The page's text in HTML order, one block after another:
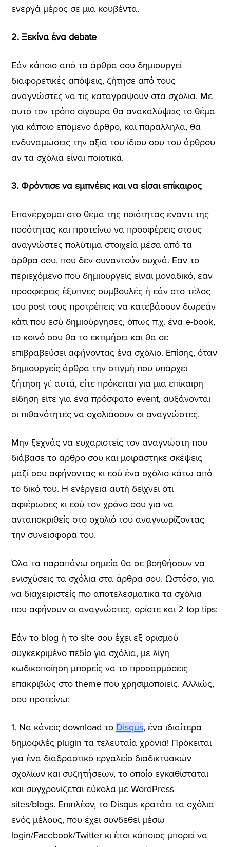
ενεργά μέρος σε μια κουβέντα.
2. Ξεκίνα ένα debate
Εάν κάποιο από τα άρθρα σου δημιουργεί
διαφορετικές απόψεις, ζήτησε από τους
αναγνώστες να τις καταγράψουν στα σχόλια. Με
αυτό τον τρόπο σίγουρα θα ανακαλύψεις το θέμα
για κάποιο επόμενο άρθρο, και παράλληλα, θα
ενδυναμώσεις την αξία του ίδιου σου του άρθρου
αν τα σχόλια είναι ποιοτικά.
3. Φρόντισε να εμπνέεις και να είσαι επίκαιρος
Επανέρχομαι στο θέμα της ποιότητας έναντι της
ποσότητας και προτείνω να προσφέρεις στους
αναγνώστες πολύτιμα στοιχεία μέσα από τα
άρθρα σου, που δεν συναντούν συχνά. Εαν το
περιεχόμενο που δημιουργείς είναι μοναδικό, εάν
προσφέρεις έξυπνες συμβουλές ή εάν στο τέλος
του post τους προτρέπεις να κατεβάσουν δωρεάν
κάτι που εσύ δημιούργησες, όπως π.χ. ένα e-book,
το κοινό σου θα το εκτιμήσει και θα σε
επιβραβεύσει αφήνοντας ένα σχόλιο. Επίσης, όταν
δημιουργείς άρθρα την στιγμή που υπάρχει
ζήτηση γι’ αυτά, είτε πρόκειται για μια επίκαιρη
είδηση είτε για ένα πρόσφατο event, αυξάνονται
οι πιθανότητες να σχολιάσουν οι αναγνώστες.
Μην ξεχνάς να ευχαριστείς τον αναγνώστη που
διάβασε το άρθρο σου και μοιράστηκε σκέψεις
μαζί σου αφήνοντας κι εσύ ένα σχόλιο κάτω από
το δικό του. Η ενέργεια αυτή δείχνει ότι
αφιέρωσες κι εσύ τον χρόνο σου για να
ανταποκριθείς στο σχόλιό του αναγνωρίζοντας
την συνεισφορά του.
Όλα τα παραπάνω σημεία θα σε βοηθήσουν να
ενισχύσεις τα σχόλια στα άρθρα σου. Ωστόσο, για
να διαχειριστείς πιο αποτελεσματικά τα σχόλια
που αφήνουν οι αναγνώστες, ορίστε και 2 top tips:
Εάν το blog ή το site σου έχει εξ ορισμού
συγκεκριμένο πεδίο για σχόλια, με λίγη
κωδικοποίηση μπορείς να το προσαρμόσεις
επακριβώς στο theme που χρησιμοποιείς. Αλλιώς,
σου προτείνω:
1. Να κάνεις download το Disqus, ένα ιδιαίτερα
δημοφιλές plugin τα τελευταία χρόνια! Πρόκειται
για ένα διαδραστικό εργαλείο διαδικτυακών
σχολίων και συζητήσεων, το οποίο εγκαθίσταται
και συγχρονίζεται εύκολα με WordPress
sites/blogs. Επιπλέον, το Disqus κρατάει τα σχόλια
ενός μέλους, που έχει συνδεθεί μέσω
login/Facebook/Twitter κι έτσι κάποιος μπορεί να